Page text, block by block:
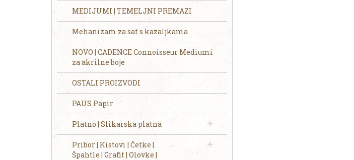
MEDIJUMI | TEMELJNI PREMAZI
Mehanizam za sat s kazaljkama
NOVO | CADENCE Connoisseur Mediumi
za akrilne boje
OSTALI PROIZVODI
PAUS Papir
Platno | Slikarska platna
Pribor | Kistovi | Četke |
Špahtle | Grafit | Olovke |